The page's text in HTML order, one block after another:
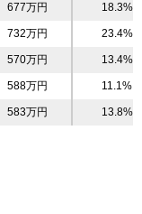
556万円 54.8%
773万円 52.2%
773万円 56.9%
1,554万円 30.0%
825万円 27.2%
677万円 18.3%
732万円 23.4%
570万円 13.4%
588万円 11.1%
583万円 13.8%